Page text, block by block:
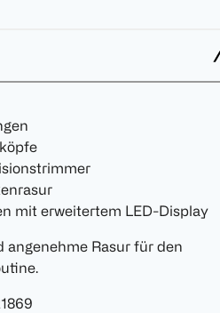
mit erweitertem LED-Display
angenehme Rasur für den